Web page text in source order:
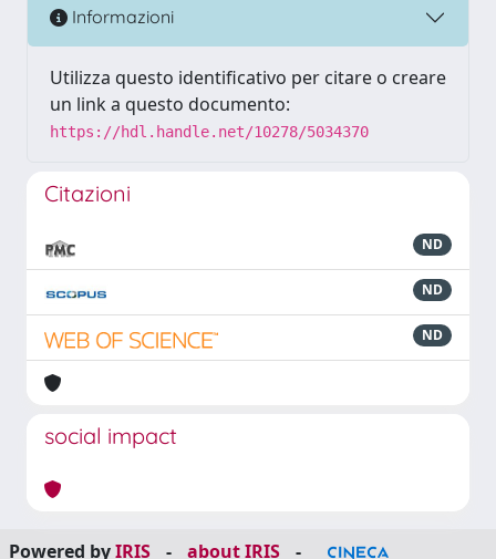
Informazioni
Utilizza questo identificativo per citare o creare
un link a questo documento:
https://hdl.handle.net/10278/5034370
Citazioni
ND
ND
ND
social impact
Powered byIRIS - about IRIS -